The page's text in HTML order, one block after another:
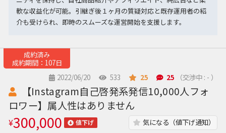
軟な収益化が可能。引継ぎ後１ヶ月の質疑対応と既存運用者の紹
介も受けられ、即時のスムーズな運営開始を支援します。
成約済み
成約期間：107日
2022/06/20
533 25 25 （交渉中 : - ）
【Instagram自己啓発系発信10,000人フォ
ロワー】属人性はありません
¥300,000 値下げ 気になる（値下げ通知）